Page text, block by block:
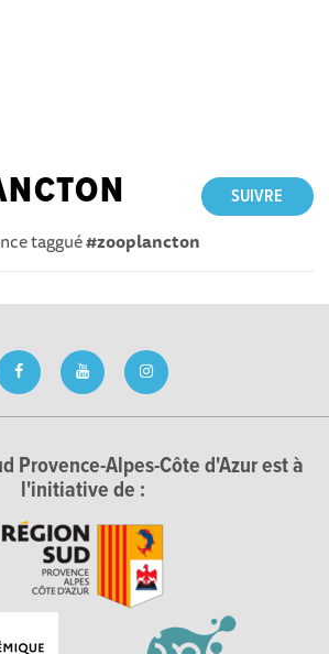
SUIVRE
taggué#zooplancton
Provence-Alpes-Côte d'Azur est à
l'initiative de :